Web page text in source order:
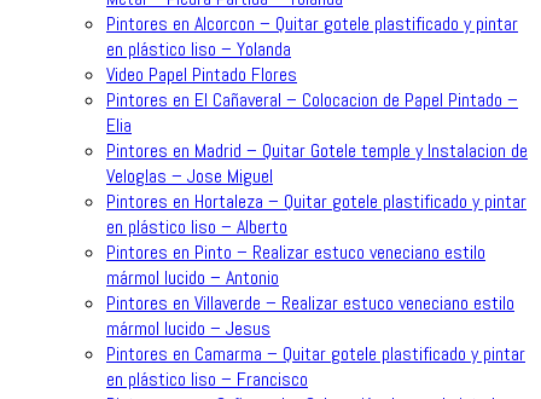
Pintores en Alcorcon – Quitar gotele plastificado y pintar
en plástico liso – Yolanda
Video Papel Pintado Flores
Pintores en El Cañaveral – Colocacion de Papel Pintado –
Elia
Pintores en Madrid – Quitar Gotele temple y Instalacion de
Veloglas – Jose Miguel
Pintores en Hortaleza – Quitar gotele plastificado y pintar
en plástico liso – Alberto
Pintores en Pinto – Realizar estuco veneciano estilo
mármol lucido – Antonio
Pintores en Villaverde – Realizar estuco veneciano estilo
mármol lucido – Jesus
Pintores en Camarma – Quitar gotele plastificado y pintar
en plástico liso – Francisco